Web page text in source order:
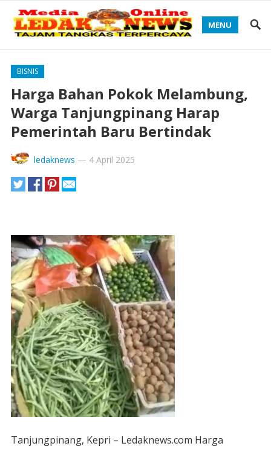
MENU
BISNIS
Harga Bahan Pokok Melambung,
Warga Tanjungpinang Harap
Pemerintah Baru Bertindak
ledaknews — 4 April 2025
Tanjungpinang, Kepri – Ledaknews.com Harga